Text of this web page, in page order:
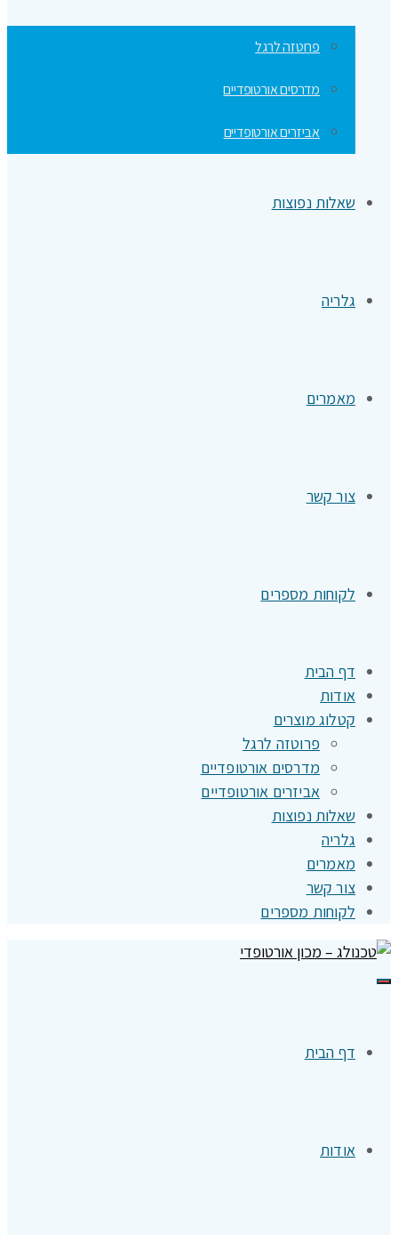
פרוטזה לרגל
מדרסים אורטופדיים
אביזרים אורטופדיים
שאלות נפוצות
גלריה
מאמרים
צור קשר
לקוחות מספרים
דף הבית
אודות
קטלוג מוצרים
פרוטזה לרגל
מדרסים אורטופדיים
אביזרים אורטופדיים
שאלות נפוצות
גלריה
מאמרים
צור קשר
לקוחות מספרים
תפריט
דף הבית
אודות